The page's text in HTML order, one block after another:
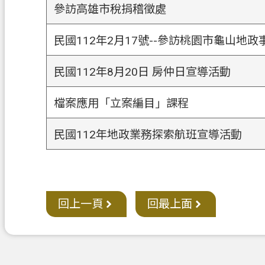
參訪高雄市稅捐稽徵處
民國112年2月17號--參訪桃園市龜山地政
民國112年8月20日 房仲日宣導活動
檔案應用「立案編目」課程
民國112年地政業務探索航班宣導活動
回上一頁 回最上面